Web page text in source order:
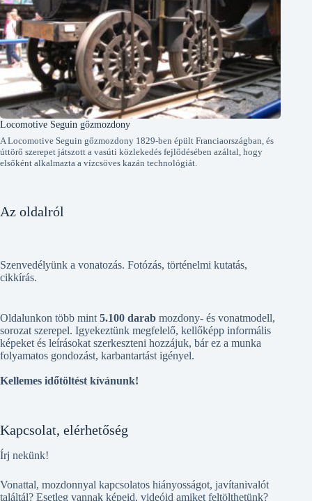
Locomotive Seguin gőzmozdony
A Locomotive Seguin gőzmozdony 1829-ben épült Franciaországban, és
úttörő szerepet játszott a vasúti közlekedés fejlődésében azáltal, hogy
elsőként alkalmazta a vízcsöves kazán technológiát.
Az oldalról
Szenvedélyünk a vonatozás. Fotózás, történelmi kutatás,
cikkírás.
Oldalunkon több mint 5.100 darab mozdony- és vonatmodell,
sorozat szerepel. Igyekeztünk megfelelő, kellőképp informális
képeket és leírásokat szerkeszteni hozzájuk, bár ez a munka
folyamatos gondozást, karbantartást igényel.
Kellemes időtöltést kívánunk!
Kapcsolat, elérhetőség
Írj nekünk!
Vonattal, mozdonnyal kapcsolatos hiányosságot, javítanivalót
találtál? Esetleg vannak képeid, videóid amiket feltölthetünk?